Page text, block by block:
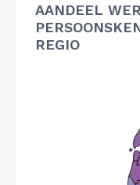
AANDEEL
REGIO